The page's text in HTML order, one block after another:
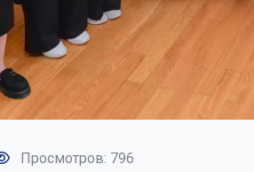
Просмотров: 796